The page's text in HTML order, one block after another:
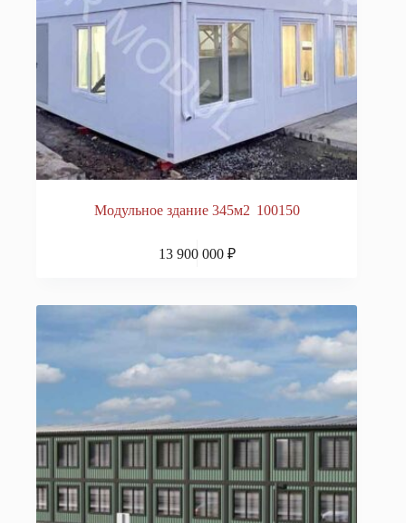
Модульное здание 345м2 100150
13 900 000 ₽